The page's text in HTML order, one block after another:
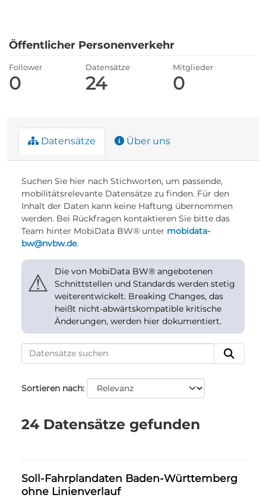
Öffentlicher Personenverkehr
Follower
0
Datensätze
24
Mitglieder
0
Datensätze Über uns
Suchen Sie hier nach Stichworten, um passende,
mobilitätsrelevante Datensätze zu finden. Für den
Inhalt der Daten kann keine Haftung übernommen
werden. Bei Rückfragen kontaktieren Sie bitte das
Team hinter MobiData BW® unter mobidata-
bw@nvbw.de.
⚠
Die von MobiData BW® angebotenen
Schnittstellen und Standards werden stetig
weiterentwickelt. Breaking Changes, das
heißt nicht-abwärtskompatible kritische
Änderungen, werden hier dokumentiert.
Sortieren nach
24 Datensätze gefunden
Soll-Fahrplandaten Baden-Württemberg
ohne Linienverlauf